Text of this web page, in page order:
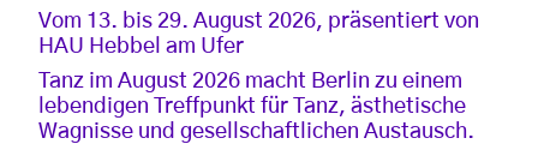
Vom 13. bis 29. August 2026, präsentiert von
HAU Hebbel am Ufer
Tanz im August 2026 macht Berlin zu einem
lebendigen Treffpunkt für Tanz, ästhetische
Wagnisse und gesellschaftlichen Austausch.